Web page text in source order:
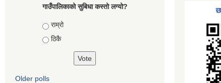
गाउँपालिकाको सुबिधा कस्तो लग्यो?
Choices
राम्रो
ठिकै
Older polls